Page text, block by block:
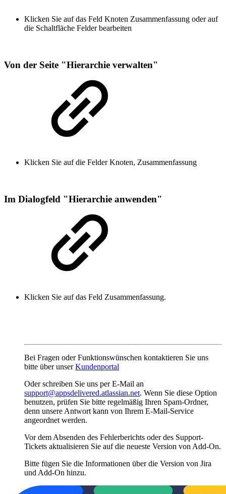
Klicken Sie auf das Feld Knoten Zusammenfassung oder auf
die Schaltfläche Felder bearbeiten
Von der Seite "Hierarchie verwalten"
Klicken Sie auf die Felder Knoten, Zusammenfassung
Im Dialogfeld "Hierarchie anwenden"
Klicken Sie auf das Feld Zusammenfassung.
Bei Fragen oder Funktionswünschen kontaktieren Sie uns
bitte über unserKundenportal
Oder schreiben Sie uns per E-Mail an
support@appsdelivered.atlassian.net. Wenn Sie diese Option
benutzen, prüfen Sie bitte regelmäßig Ihren Spam-Ordner,
denn unsere Antwort kann von Ihrem E-Mail-Service
angeordnet werden.
Vor dem Absenden des Fehlerberichts oder des Support-
Tickets aktualisieren Sie auf die neueste Version von Add-On.
Bitte fügen Sie die Informationen über die Version von Jira
und Add-On hinzu.